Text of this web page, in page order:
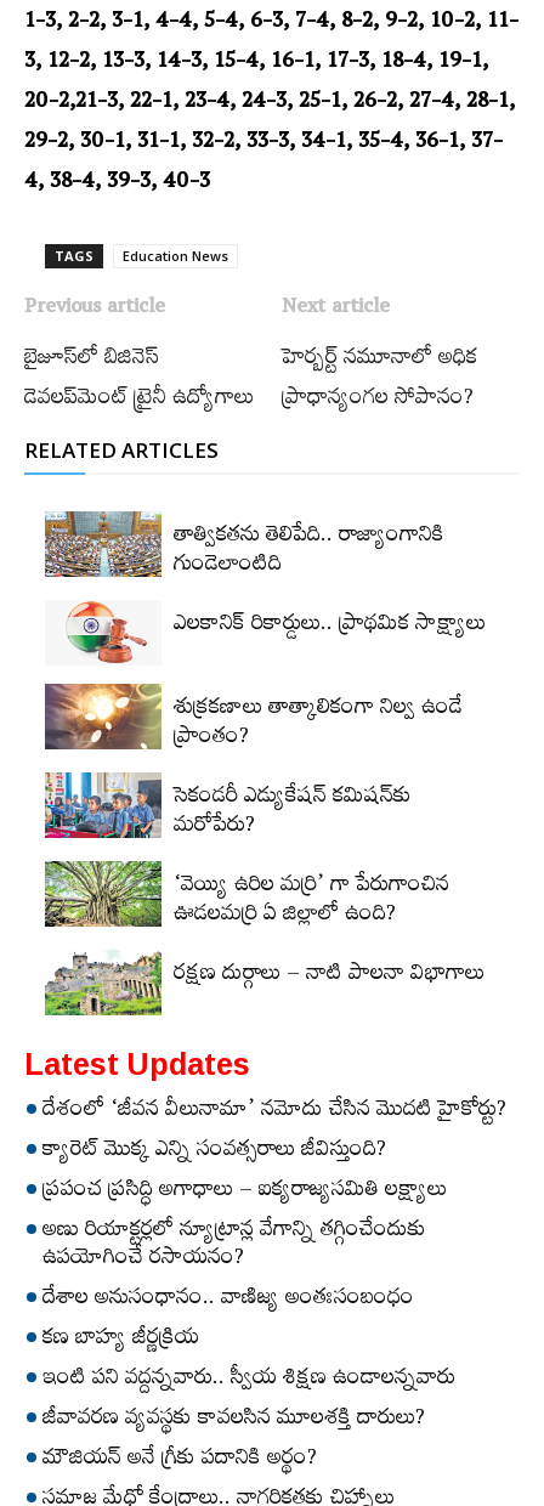
1-3, 2-2, 3-1, 4-4, 5-4, 6-3, 7-4, 8-2, 9-2, 10-2, 11-
3, 12-2, 13-3, 14-3, 15-4, 16-1, 17-3, 18-4, 19-1,
20-2,21-3, 22-1, 23-4, 24-3, 25-1, 26-2, 27-4, 28-1,
29-2, 30-1, 31-1, 32-2, 33-3, 34-1, 35-4, 36-1, 37-
4, 38-4, 39-3, 40-3
TAGS Education News
Previous article
బైజూస్‌లో బిజినెస్‌
డెవలప్‌మెంట్‌ ట్రైనీ ఉద్యోగాలు
Next article
హెర్బర్ట్‌ నమూనాలో అధిక
ప్రాధాన్యంగల సోపానం?
RELATED ARTICLES
తాత్వికతను తెలిపేది.. రాజ్యాంగానికి
గుండెలాంటిది
ఎలకానిక్‌ రికార్డులు.. ప్రాథమిక సాక్ష్యాలు
శుక్రకణాలు తాత్కాలికంగా నిల్వ ఉండే
ప్రాంతం?
సెకండరీ ఎడ్యుకేషన్‌ కమిషన్‌కు
మరోపేరు?
‘వెయ్యి ఉరిల మర్రి’ గా పేరుగాంచిన
ఊడలమర్రి ఏ జిల్లాలో ఉంది?
రక్షణ దుర్గాలు – నాటి పాలనా విభాగాలు
Latest Updates
దేశంలో ‘జీవన వీలునామా’ నమోదు చేసిన మొదటి హైకోర్టు?
క్యారెట్‌ మొక్క ఎన్ని సంవత్సరాలు జీవిస్తుంది?
ప్రపంచ ప్రసిద్ధి అగాధాలు – ఐక్యరాజ్యసమితి లక్ష్యాలు
అణు రియాక్టర్లలో న్యూట్రాన్ల వేగాన్ని తగ్గించేందుకు
ఉపయోగించే రసాయనం?
దేశాల అనుసంధానం.. వాణిజ్య అంతఃసంబంధం
కణ బాహ్య జీర్ణక్రియ
ఇంటి పని వద్దన్నవారు.. స్వీయ శిక్షణ ఉండాలన్నవారు
జీవావరణ వ్యవస్థకు కావలసిన మూలశక్తి దారులు?
మౌజియన్‌ అనే గ్రీకు పదానికి అర్థం?